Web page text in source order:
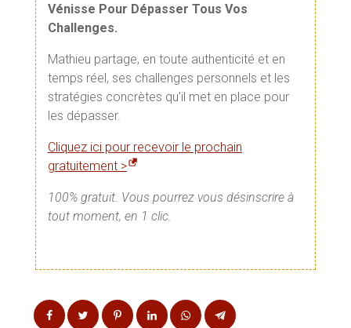
Vénisse Pour Dépasser Tous Vos
Challenges.
Mathieu partage, en toute authenticité et en
temps réel, ses challenges personnels et les
stratégies concrètes qu’il met en place pour
les dépasser.
Cliquez ici pour recevoir le prochain
gratuitement >
100% gratuit. Vous pourrez vous désinscrire à
tout moment, en 1 clic.